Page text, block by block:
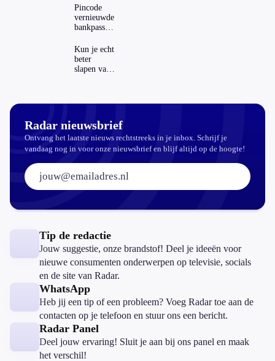
regels in
Nederland
en het
buitenland
Pincode
vernieuwde
bankpassen
ING-app:
is dat wel
veilig?
Kun je echt
beter
slapen van
Radar nieuwsbrief
Ontvang het laatste nieuws rechtstreeks in je inbox. Schrijf je
vandaag nog in voor onze nieuwsbrief en blijf altijd op de hoogte!
E-mailadres:
Tip de redactie
Jouw suggestie, onze brandstof! Deel je ideeën voor
nieuwe consumenten onderwerpen op televisie, socials
en de site van Radar.
WhatsApp
Heb jij een tip of een probleem? Voeg Radar toe aan de
contacten op je telefoon en stuur ons een bericht.
Radar Panel
Deel jouw ervaring! Sluit je aan bij ons panel en maak
het verschil!